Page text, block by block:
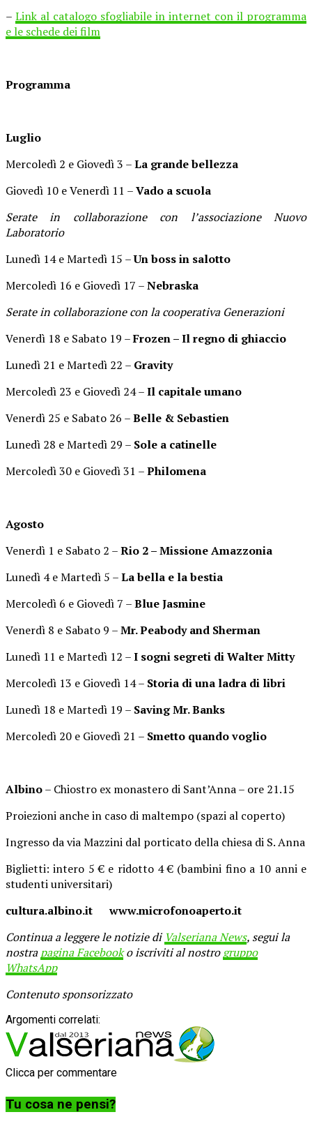
– Link al catalogo sfogliabile in internet con il programma
e le schede dei film
Programma
Luglio
Mercoledì 2 e Giovedì 3 –La grande bellezza
Giovedì 10 e Venerdì 11 –Vado a scuola
Serate in collaborazione con l’associazione Nuovo
Laboratorio
Lunedì 14 e Martedì 15 –Un boss in salotto
Mercoledì 16 e Giovedì 17 –Nebraska
Serate in collaborazione con la cooperativa Generazioni
Venerdì 18 e Sabato 19 –Frozen – Il regno di ghiaccio
Lunedì 21 e Martedì 22 – Gravity
Mercoledì 23 e Giovedì 24 –Il capitale umano
Venerdì 25 e Sabato 26 –Belle & Sebastien
Lunedì 28 e Martedì 29 – Sole a catinelle
Mercoledì 30 e Giovedì 31 –Philomena
Agosto
Venerdì 1 e Sabato 2 –Rio 2 – Missione Amazzonia
Lunedì 4 e Martedì 5 –La bella e la bestia
Mercoledì 6 e Giovedì 7 –Blue Jasmine
Venerdì 8 e Sabato 9 –Mr. Peabody and Sherman
Lunedì 11 e Martedì 12 –I sogni segreti di Walter Mitty
Mercoledì 13 e Giovedì 14 – Storia di una ladra di libri
Lunedì 18 e Martedì 19 – Saving Mr. Banks
Mercoledì 20 e Giovedì 21 – Smetto quando voglio
Albino– Chiostro ex monastero di Sant’Anna – ore 21.15
Proiezioni anche in caso di maltempo (spazi al coperto)
Ingresso da via Mazzini dal porticato della chiesa di S. Anna
Biglietti: intero 5 € e ridotto 4 € (bambini fino a 10 anni e
studenti universitari)
cultura.albino.it www.microfonoaperto.it
Continua a leggere le notizie di Valseriana News, segui la
nostrapagina Facebooko iscriviti al nostrogruppo
WhatsApp
Contenuto sponsorizzato
Argomenti correlati:
Clicca per commentare
Tu cosa ne pensi?